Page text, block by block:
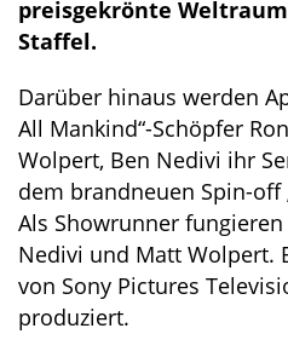
preisgekrönte
Staffel.
Darüber hinaus werden
All Mankind“-Schöpfer
Wolpert, Ben Nedivi ihr
dem brandneuen Spin-off
Als Showrunner
Nedivi und Matt Wolpert.
von Sony Pictures
produziert.